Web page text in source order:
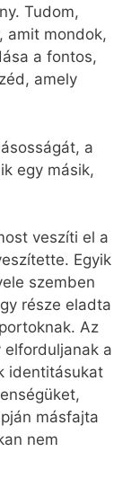
Tudom,
amit mondok,
a fontos,
amely
a
egy másik,
veszíti el a
Egyik
szemben
része eladta
Az
a
identitásukat
másfajta
nem